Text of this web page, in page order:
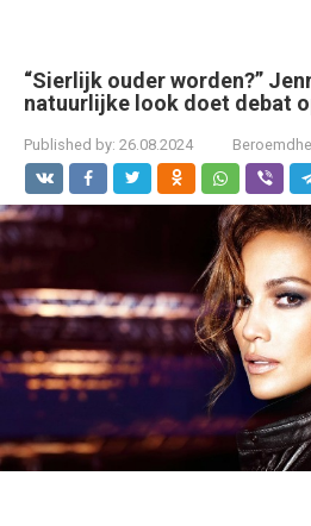
“Sierlijk ouder worden?”
natuurlijke look doet debat
Published by: 26.08.2024